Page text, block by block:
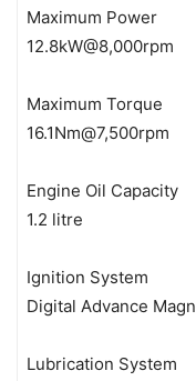
Maximum Power
12.8kW@8,000rpm
Maximum Torque
16.1Nm@7,500rpm
Engine Oil Capacity
1.2 litre
Ignition System
Digital Advance
Lubrication System